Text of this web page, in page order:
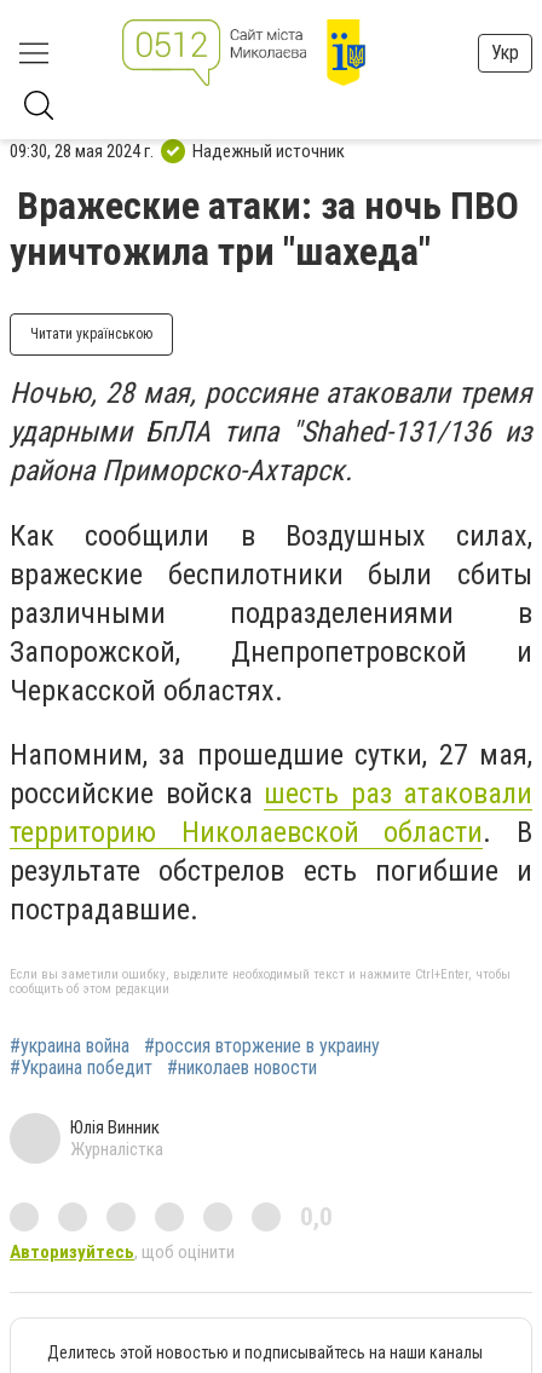
Укр
09:30, 28 мая 2024 г. Надежный источник
Вражеские атаки: за ночь ПВО
уничтожила три "шахеда"
Читати українською
Ночью, 28 мая, россияне атаковали тремя
ударными БпЛА типа "Shahed-131/136 из
района Приморско-Ахтарск.
Как сообщили в Воздушных силах,
вражеские беспилотники были сбиты
различными подразделениями в
Запорожской, Днепропетровской и
Черкасской областях.
Напомним, за прошедшие сутки, 27 мая,
российские войска шесть раз атаковали
территорию Николаевской области. В
результате обстрелов есть погибшие и
пострадавшие.
Если вы заметили ошибку, выделите необходимый текст и нажмите Ctrl+Enter, чтобы
сообщить об этом редакции
#украина война
#россия вторжение в украину
#Украина победит
#николаев новости
Юлія Винник
Журналістка
0,0
Авторизуйтесь, щоб оцінити
Делитесь этой новостью и подписывайтесь на наши каналы